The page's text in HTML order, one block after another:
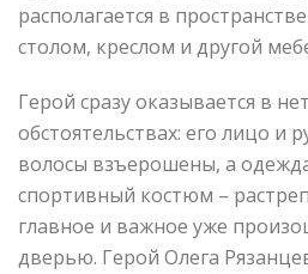
располагается в
столом, креслом и другой
Герой сразу оказывается в
обстоятельствах: его лицо и
волосы взъерошены, а
спортивный костюм –
главное и важное уже
дверью. Герой Олега